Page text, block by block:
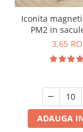
Iconita
PM2 in
3,65
ADAUGA